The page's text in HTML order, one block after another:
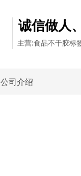
主营:食品不干胶标
诚信做人
公司介绍